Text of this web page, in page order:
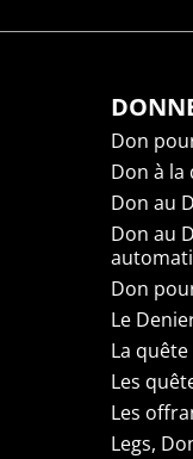
Don
Don à la
Don au
Don au
Don
Le
La
Les
Les
Legs,